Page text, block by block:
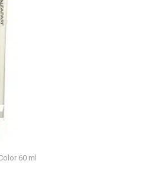
60 ml